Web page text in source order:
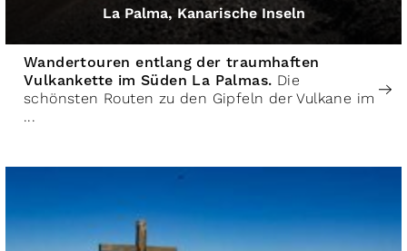
La Palma, Kanarische Inseln
Wandertouren entlang der traumhaften
Vulkankette im Süden La Palmas. Die
schönsten Routen zu den Gipfeln der Vulkane im
...